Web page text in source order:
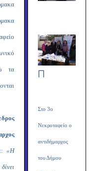
τα
: «Η
Π
Στο 3ο
Νεκροταφείο ο
αντιδήμαρχος
του Δήμου